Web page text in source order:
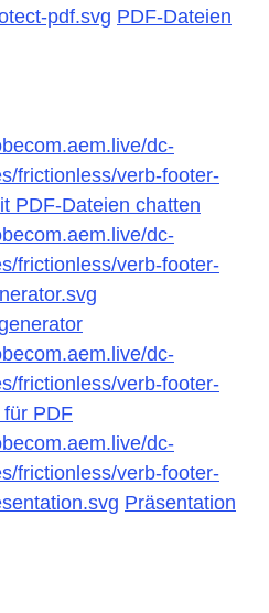
pdf.svg PDF-Dateien
dc-
frictionless/verb-footer-
PDF-Dateien chatten
dc-
frictionless/verb-footer-
dc-
frictionless/verb-footer-
für PDF
dc-
frictionless/verb-footer-
Präsentation